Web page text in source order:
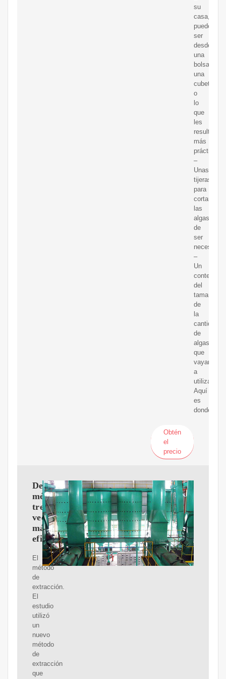
su
casa,
puede
ser
desde
una
bolsa,
una
cubeta
o
lo
que
les
resulte
más
práctico.
–
Unas
tijeras
para
cortar
las
algas,
de
ser
necesario.
–
Un
contenedor
del
tamaño
de
la
cantidad
de
algas
que
vayan
a
utilizar.
Aquí
es
donde
Obtén
el
precio
Desarrollan
método
tres
veces
más
eficiente
El
método
de
extracción.
El
estudio
utilizó
un
nuevo
método
de
extracción
que